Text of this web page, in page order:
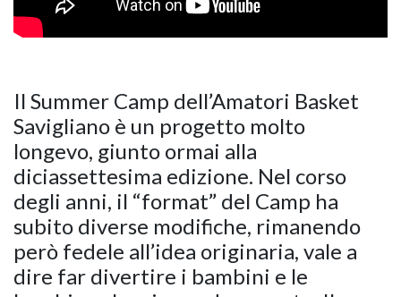
Il Summer Camp dell’Amatori Basket
Savigliano è un progetto molto
longevo, giunto ormai alla
diciassettesima edizione. Nel corso
degli anni, il “format” del Camp ha
subito diverse modifiche, rimanendo
però fedele all’idea originaria, vale a
dire far divertire i bambini e le